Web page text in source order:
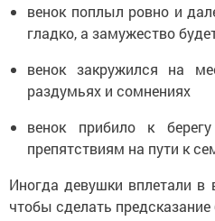
венок поплыл ровно и
гладко, а замужество
венок закружился на
раздумьях и сомнениях
венок прибило к
препятствиям на пути к
Иногда девушки вплетали в
чтобы сделать